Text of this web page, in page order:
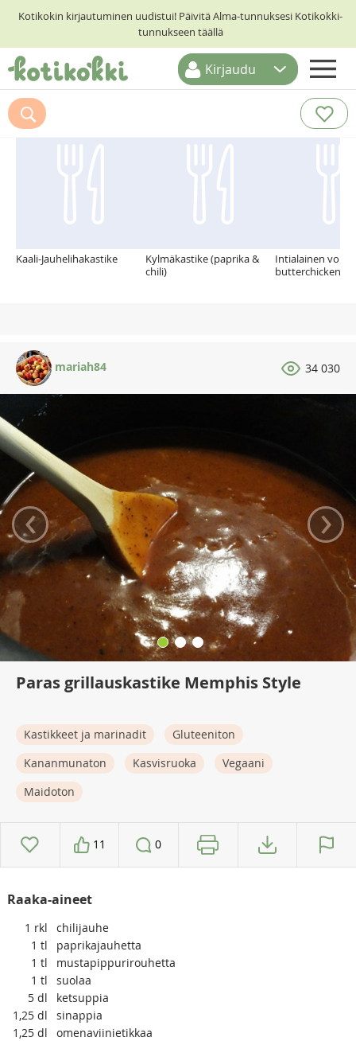
Kotikokin kirjautuminen uudistui! Päivitä Alma-tunnuksesi Kotikokki-
tunnukseen täällä
ETUSIVU
RESEPTIHAKU
Kirjaudu
Suosittelemme myös
Kaali-Jauhelihakastike
Kylmäkastike (paprika &
chili)
Intialainen
butterchicken
mariah84 34 030
‹ ›
Paras grillauskastike Memphis Style
Kastikkeet ja marinadit
Gluteeniton
Kananmunaton
Kasvisruoka
Vegaani
Maidoton
11 0
Raaka-aineet
1 rkl
chilijauhe
1 tl
paprikajauhetta
1 tl
mustapippurirouhetta
1 tl
suolaa
5 dl
ketsuppia
1,25 dl
sinappia
1,25 dl
omenaviinietikkaa